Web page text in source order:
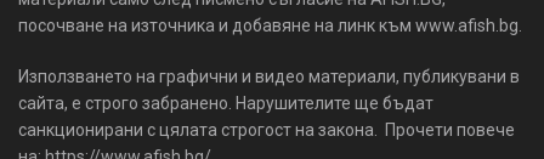
посочване на източника и добавяне на линк към www.afish.bg.
Използването на графични и видео материали, публикувани в
сайта, е строго забранено. Нарушителите ще бъдат
санкционирани с цялата строгост на закона. Прочети повече